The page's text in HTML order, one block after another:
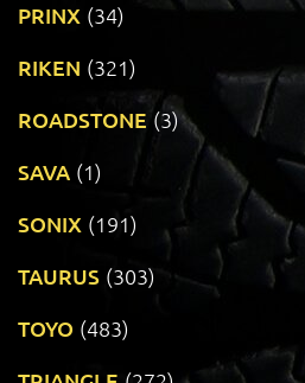
PRINX (34)
RIKEN (321)
ROADSTONE (3)
SAVA (1)
SONIX (191)
TAURUS (303)
TOYO (483)